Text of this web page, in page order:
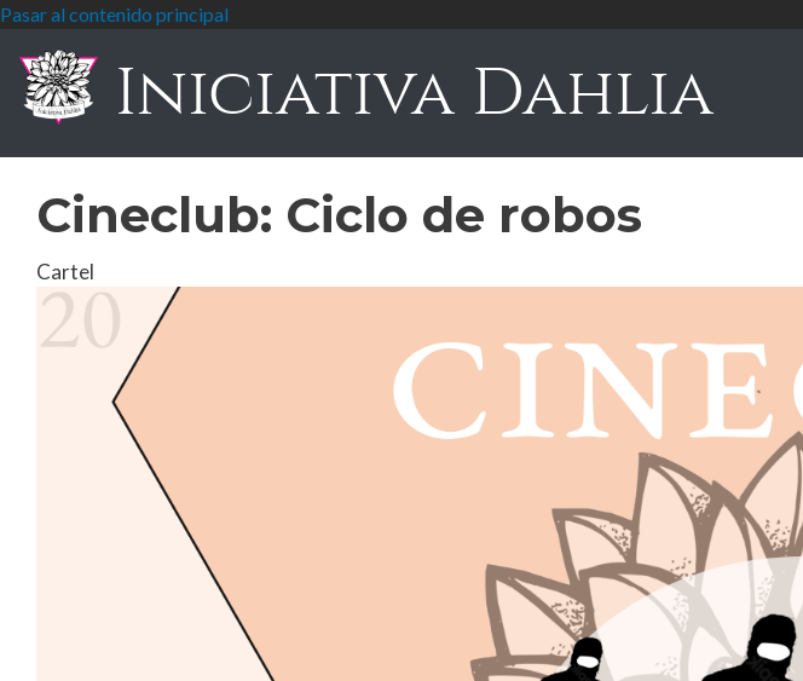
Pasar al contenido principal
Iniciativa Dahlia
Cineclub: Ciclo de robos
Cartel